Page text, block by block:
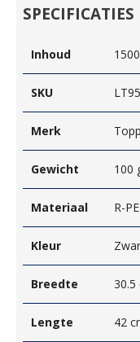
SPECIFICATIES
Inhoud
SKU
Merk
Gewicht 100
Materiaal R-
Kleur
Breedte 30.5
Lengte 42